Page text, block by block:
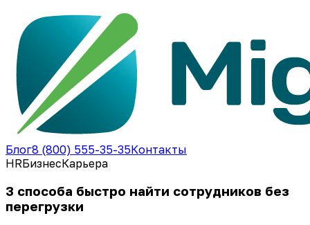
Блог8 (800) 555-35-35Контакты
HRБизнесКарьера
3 способа быстро найти сотрудников без
перегрузки